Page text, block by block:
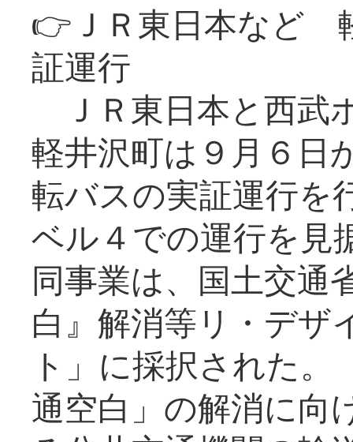
👉ＪＲ東日本など
証運行
ＪＲ東日本と西武
軽井沢町は９月６日
転バスの実証運行を
ベル４での運行を見
同事業は、国土交通
白』解消等リ・デザ
ト」に採択された
通空白」の解消に向